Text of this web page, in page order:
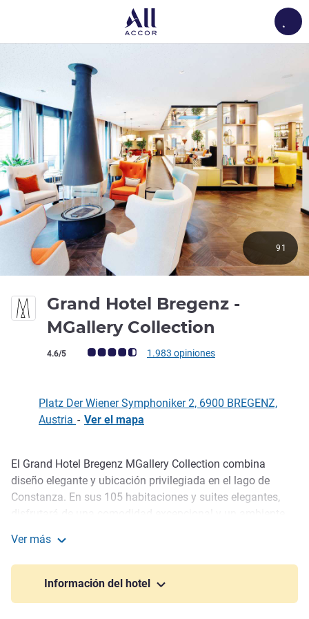
Grand Hotel Bregenz -
MGallery Collection
Nota de clientes de Avis (Clasificación de ALL)
4.6/5 1.983 opiniones
91
Platz Der Wiener Symphoniker 2, 6900 BREGENZ,
Austria - Ver el mapa
Descripción
El Grand Hotel Bregenz MGallery Collection combina
diseño elegante y ubicación privilegiada en el lago de
Constanza. En sus 105 habitaciones y suites elegantes,
regional francesa del alto nivel. Una amplia zona de
bienestar con piscina, sauna y gimnasio, además de la
proximidad al Festival de Bregenz, la Kunsthaus y muchos
Ver más
Información del hotel